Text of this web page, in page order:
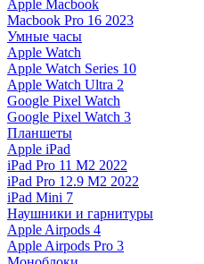
Apple Macbook
Macbook Pro 16 2023
Умные часы
Apple Watch
Apple Watch Series 10
Apple Watch Ultra 2
Google Pixel Watch
Google Pixel Watch 3
Планшеты
Apple iPad
iPad Pro 11 M2 2022
iPad Pro 12.9 M2 2022
iPad Mini 7
Наушники и гарнитуры
Apple Airpods 4
Apple Airpods Pro 3